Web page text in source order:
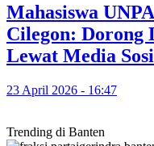
Mahasiswa
Cilegon: Dorong
Lewat Media
23 April 2026 - 16:47
Trending di Banten